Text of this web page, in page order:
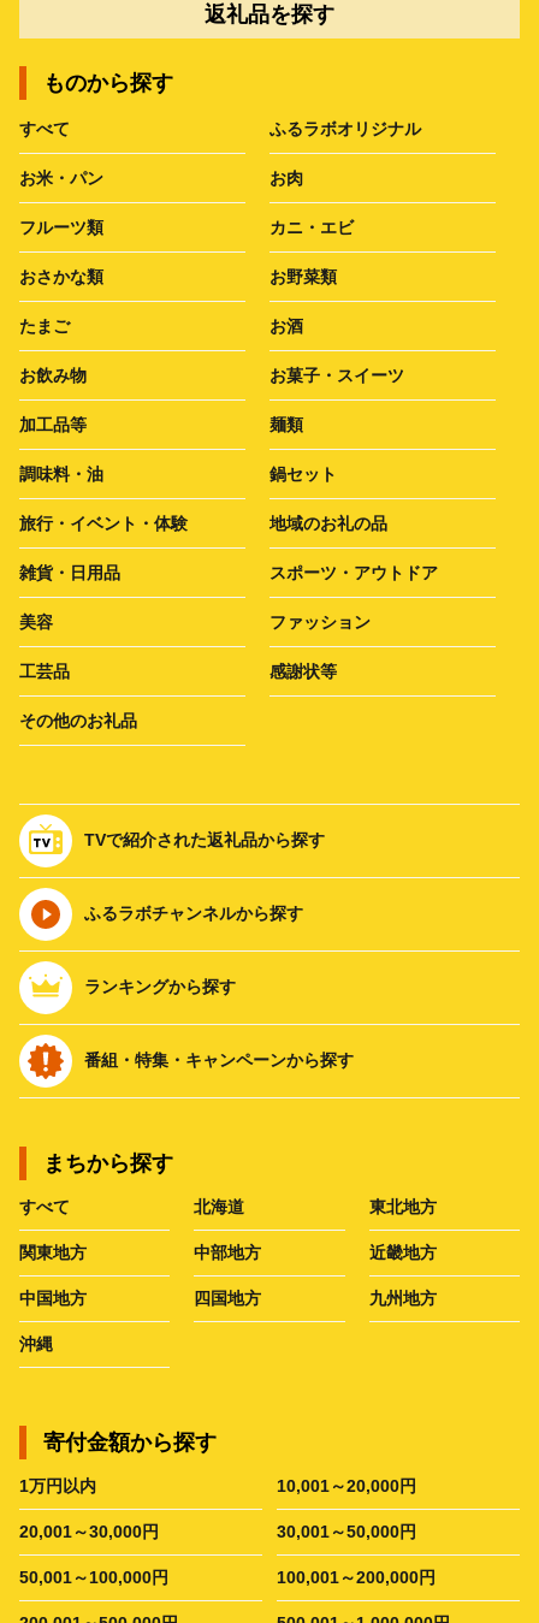
返礼品を探す
ものから探す
すべて ふるラボオリジナル
お米・パン お肉
フルーツ類 カニ・エビ
おさかな類 お野菜類
たまご お酒
お飲み物 お菓子・スイーツ
加工品等 麺類
調味料・油 鍋セット
旅行・イベント・体験 地域のお礼の品
雑貨・日用品 スポーツ・アウトドア
美容 ファッション
工芸品 感謝状等
その他のお礼品
TVで紹介された返礼品から探す
ふるラボチャンネルから探す
ランキングから探す
番組・特集・キャンペーンから探す
まちから探す
すべて 北海道 東北地方
関東地方 中部地方 近畿地方
中国地方 四国地方 九州地方
沖縄
寄付金額から探す
1万円以内 10,001～20,000円
20,001～30,000円 30,001～50,000円
50,001～100,000円 100,001～200,000円